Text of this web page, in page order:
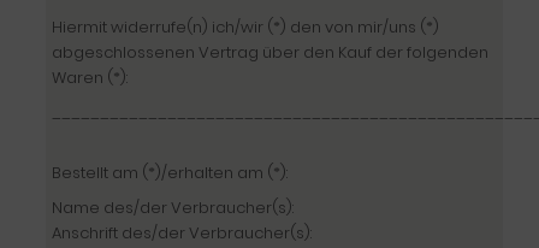
Hiermit widerrufe(n) ich/wir (*) den von mir/uns (*)
abgeschlossenen Vertrag über den Kauf der folgenden
Waren (*):
Bestellt am (*)/erhalten am (*):
Name des/der Verbraucher(s):
Anschrift des/der Verbraucher(s):